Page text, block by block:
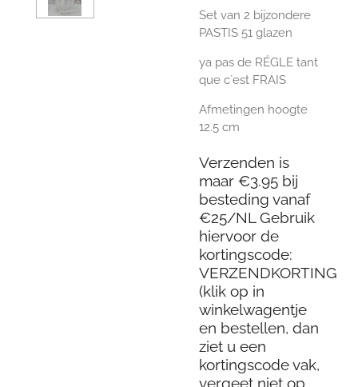
Set van 2 bijzondere
PASTIS 51 glazen
ya pas de RÉGLE tant
que c`est FRAIS
Afmetingen hoogte
12.5 cm
Verzenden is
maar €3.95 bij
besteding vanaf
€25/NL Gebruik
hiervoor de
kortingscode:
VERZENDKORTING
(klik op in
winkelwagentje
en bestellen, dan
ziet u een
kortingscode vak,
vergeet niet op